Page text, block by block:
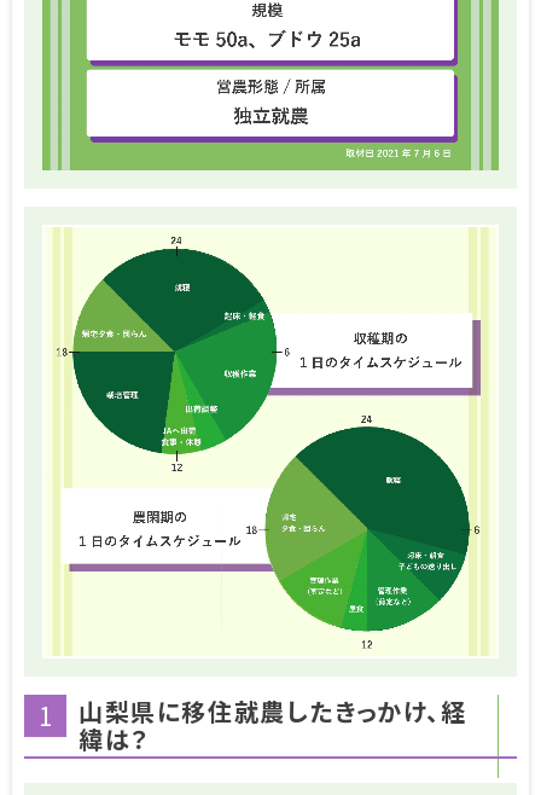
1 山梨県に移住就農したきっかけ、経
緯は？